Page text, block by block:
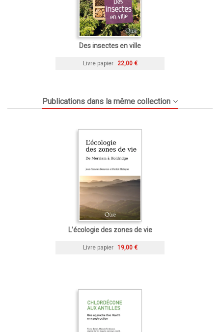
Des insectes en ville
Livre papier 22,00 €
Publications dans la même collection
L’écologie des zones de vie
Livre papier 19,00 €